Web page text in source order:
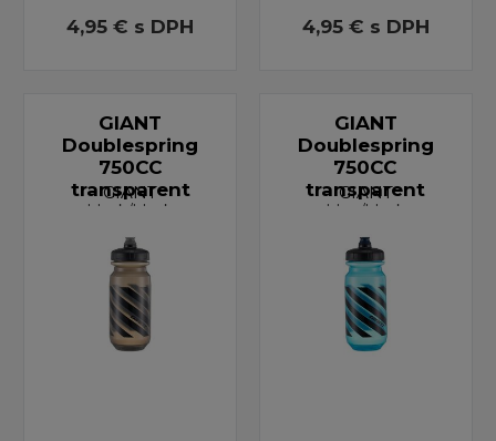
4,95 € s DPH 4,95 € s DPH
GIANT
Doublespring
750CC
transparent
black/black
GIANT
GIANT
Doublespring
750CC
transparent
blue/black
GIANT